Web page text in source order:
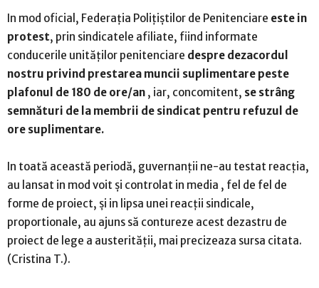
In mod oficial, Federația Polițiștilor de Penitenciare este in
protest, prin sindicatele afiliate, fiind informate
conducerile unităților penitenciare despre dezacordul
nostru privind prestarea muncii suplimentare peste
plafonul de 180 de ore/an , iar, concomitent, se strâng
semnături de la membrii de sindicat pentru refuzul de
ore suplimentare.
In toată această periodă, guvernanții ne-au testat reacția,
au lansat in mod voit și controlat in media , fel de fel de
forme de proiect, și in lipsa unei reacții sindicale,
proportionale, au ajuns să contureze acest dezastru de
proiect de lege a austerității, mai precizeaza sursa citata.
(Cristina T.).